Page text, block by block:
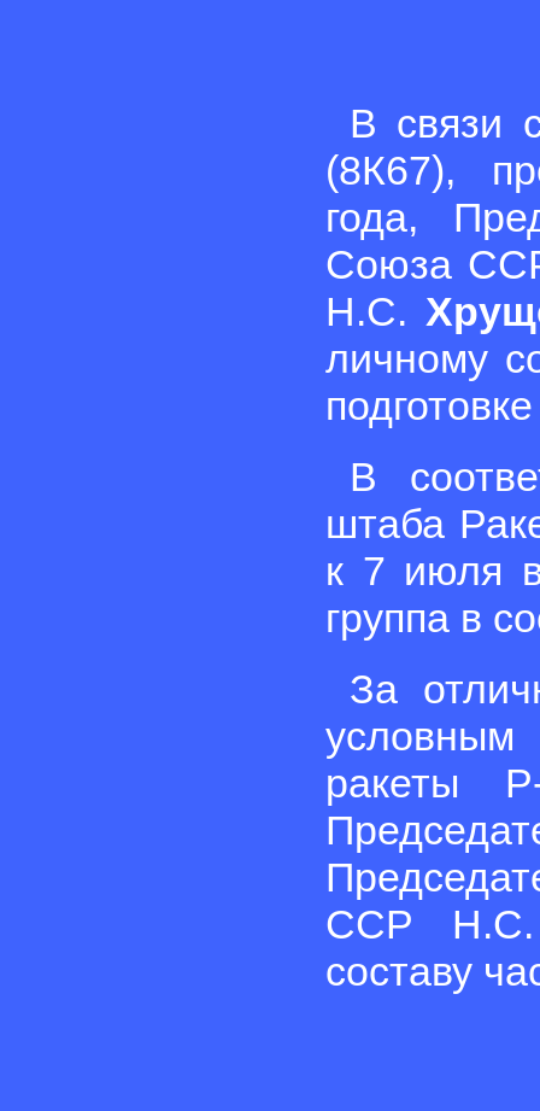
В связи
(8К67),
года,
Союза
Н.С.
личному
В
штаба
к 7 июля
группа в
За
ракеты
ССР Н.С.
составу